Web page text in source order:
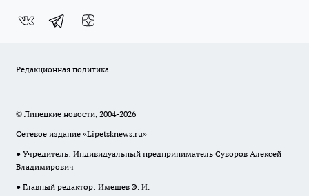
Редакционная политика
© Липецкие новости, 2004-2026
Сетевое издание «Lipetsknews.ru»
● Учредитель: Индивидуальный предприниматель Суворов Алексей
Владимирович
● Главный редактор: Имешев Э. И.